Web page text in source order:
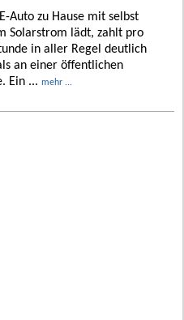
Auto zu Hause mit selbst
Solarstrom lädt, zahlt pro
in aller Regel deutlich
an einer öffentlichen
Ein ... mehr ...